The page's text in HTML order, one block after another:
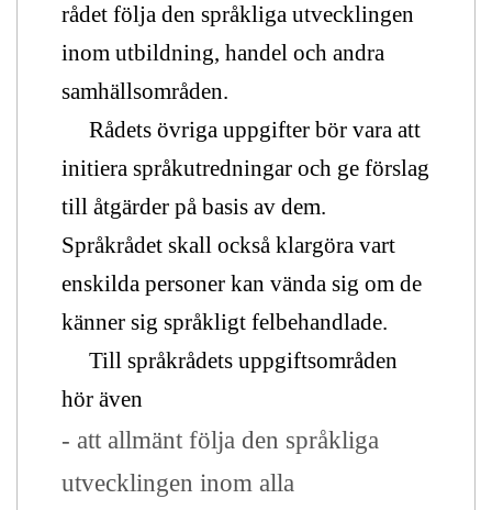
rådet följa den språkliga utvecklingen
inom utbildning, handel och andra
samhällsområden.
Rådets övriga uppgifter bör vara att
initiera språkutredningar och ge förslag
till åtgärder på basis av dem.
Språkrådet skall också klargöra vart
enskilda personer kan vända sig om de
känner sig språkligt felbehandlade.
Till språkrådets uppgiftsområden
hör även
- att allmänt följa den språkliga
utvecklingen inom alla